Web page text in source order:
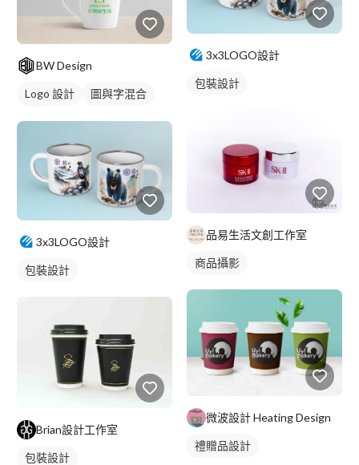
BW Design
Logo 設計
圖與字混合
3x3LOGO設計
包裝設計
Brian設計工作室
包裝設計
3x3LOGO設計
包裝設計
品易生活文創工作室
商品攝影
微波設計 Heating Design
禮贈品設計